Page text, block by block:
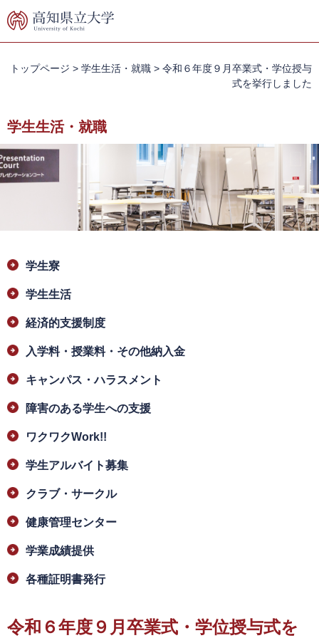
ー
ニ
て
本
文
へ
トップページ > 学生生活・就職 > 令和６年度９月卒業式・学位授与
式を挙行しました
学生生活・就職
文
学生寮
学生生活
経済的支援制度
入学料・授業料・その他納入金
キャンパス・ハラスメント
障害のある学生への支援
ワクワクWork!!
学生アルバイト募集
クラブ・サークル
健康管理センター
学業成績提供
各種証明書発行
令和６年度９月卒業式・学位授与式を